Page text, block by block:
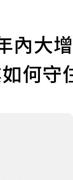
業網路資訊整合平
逐步強化您的企
內大
何守